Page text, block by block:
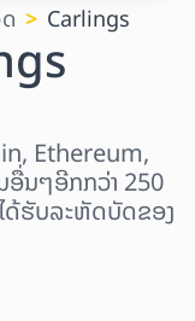
Carlings
Ethereum,
ນໆອີກກວ່າ 250
ດ້ຮັບລະຫັດບັດຂອງ